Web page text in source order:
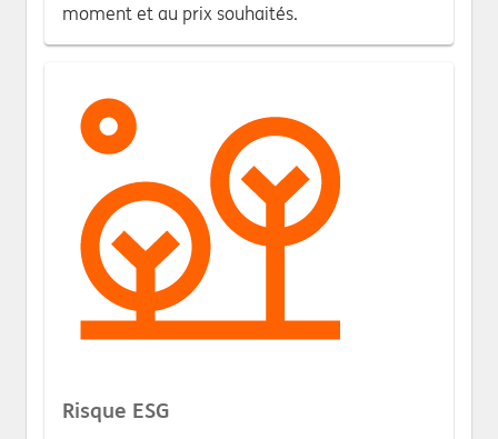
moment et au prix souhaités.
Risque ESG